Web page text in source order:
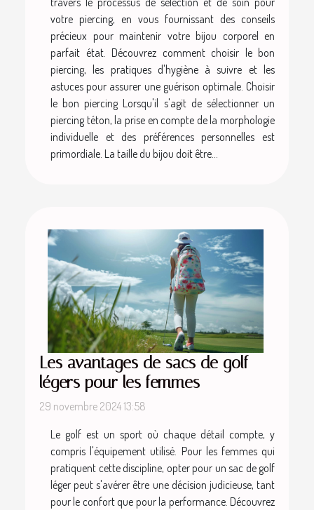
votre piercing, en vous fournissant des conseils
précieux pour maintenir votre bijou corporel en
parfait état. Découvrez comment choisir le bon
piercing, les pratiques d'hygiène à suivre et les
astuces pour assurer une guérison optimale. Choisir
le bon piercing Lorsqu'il s'agit de sélectionner un
piercing téton, la prise en compte de la morphologie
individuelle et des préférences personnelles est
primordiale. La taille du bijou doit être...
Les avantages de sacs de golf
légers pour les femmes
29 novembre 2024 13:58
Le golf est un sport où chaque détail compte, y
compris l'équipement utilisé. Pour les femmes qui
pratiquent cette discipline, opter pour un sac de golf
léger peut s'avérer être une décision judicieuse, tant
pour le confort que pour la performance. Découvrez